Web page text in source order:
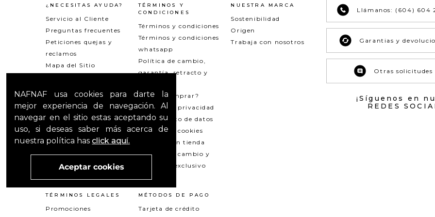
NAFNAF usa cookies para darte la
mejor experiencia de navegación. Al
navegar en el sitio estas aceptando su
uso, si deseas saber más acerca de
nuestra política has click aquí.
Aceptar cookies
¿NECESITAS AYUDA?
Servicio al Cliente
Preguntas frecuentes
Peticiones quejas y
reclamos
Mapa del Sitio
TÉRMINOS Y
CONDICIONES
Términos y condiciones
Términos y condiciones
whatsapp
Política de cambio,
garantía, retracto y
¿Cómo comprar?
Política de privacidad
Tratamiento de datos
Política de cookies
Recogida en tienda
Política de cambio y
garantías exclusivo
NUESTRA MARCA
Sostenibilidad
Origen
Trabaja con nosotros
TÉRMINOS LEGALES
Promociones
MÉTODOS DE PAGO
Tarjeta de crédito
Llámanos: (604) 604
Garantias y
Otras solicitudes
¡Síguenos en
REDES